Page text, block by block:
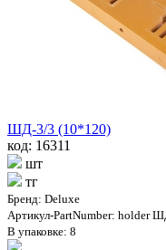
ШД-3/3 (10*120)
код: 16311
шт
тг
Бренд: Deluxe
Артикул-PartNumber: holder
В упаковке: 8